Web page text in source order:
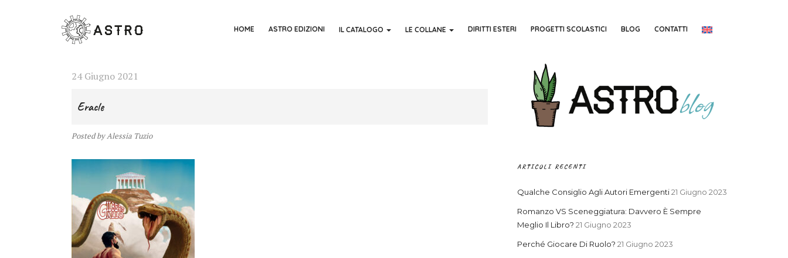
HOME ASTRO EDIZIONI IL CATALOGO LE COLLANE DIRITTI ESTERI PROGETTI SCOLASTICI BLOG CONTATTI
24 Giugno 2021
Eracle
PostedbyAlessia Tuzio
ARTICOLI RECENTI
Qualche Consiglio Agli Autori Emergenti21 Giugno 2023
Romanzo VS Sceneggiatura: Davvero È Sempre
Meglio Il Libro? 21 Giugno 2023
Perché Giocare Di Ruolo? 21 Giugno 2023